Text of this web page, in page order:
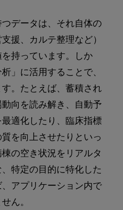
データは、それ自体の
援、カルテ整理など）
持っています。しか
」に活用することで、
。たとえば、蓄積され
向を読み解き、自動予
適化したり、臨床指標
を向上させたりといっ
の空き状況をリアルタ
特定の目的に特化した
アプリケーション内で
ん。